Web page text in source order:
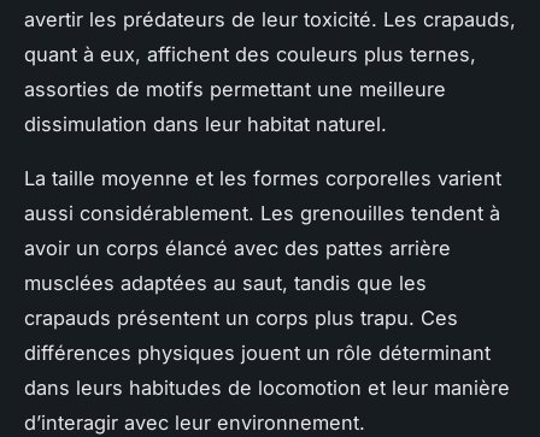
avertir les prédateurs de leur toxicité. Les crapauds,
quant à eux, affichent des couleurs plus ternes,
assorties de motifs permettant une meilleure
dissimulation dans leur habitat naturel.
La taille moyenne et les formes corporelles varient
aussi considérablement. Les grenouilles tendent à
avoir un corps élancé avec des pattes arrière
musclées adaptées au saut, tandis que les
crapauds présentent un corps plus trapu. Ces
différences physiques jouent un rôle déterminant
dans leurs habitudes de locomotion et leur manière
d’interagir avec leur environnement.